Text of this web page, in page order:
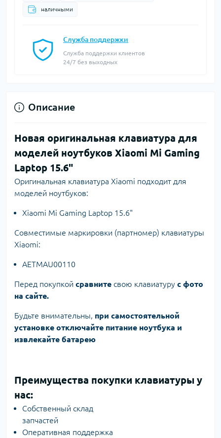
наличными
Служба поддержки
Служба поддержки клиентов
24/7 без выходных
Описание
Новая оригинальная клавиатура для
моделей ноутбуков Xiaomi Mi Gaming
Laptop 15.6"
Оригинальная клавиатура Xiaomi подходит для
моделей ноутбуков:
Xiaomi Mi Gaming Laptop 15.6"
Совместимые маркировки (партномер) клавиатуры
Xiaomi:
AETMAU00110
Перед покупкой сравните свою клавиатуру с фото
на сайте.
Будьте внимательны, при самостоятельной
установке отключайте питание ноутбука и
извлекайте батарею
Преимущества покупки клавиатуры у
нас:
Собственный склад
запчастей
Оперативная поддержка